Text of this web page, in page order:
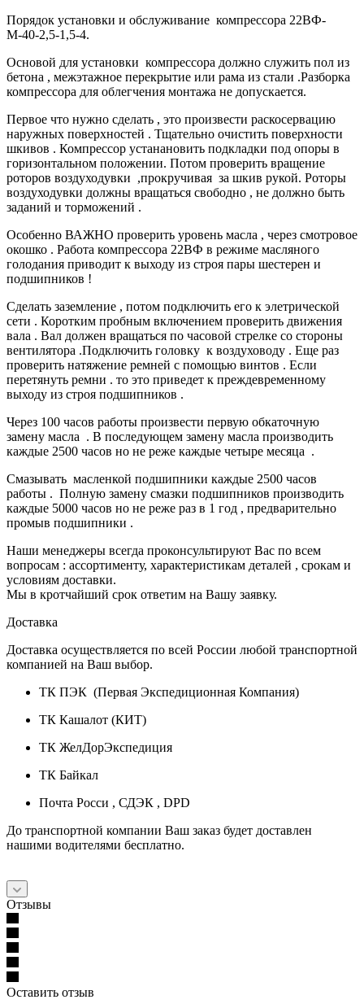
Порядок установки и обслуживание компрессора 22ВФ-
М-40-2,5-1,5-4.
Основой для установки компрессора должно служить пол из
бетона , межэтажное перекрытие или рама из стали .Разборка
компрессора для облегчения монтажа не допускается.
Первое что нужно сделать , это произвести раскосервацию
наружных поверхностей . Тщательно очистить поверхности
шкивов . Компрессор устанановить подкладки под опоры в
горизонтальном положении. Потом проверить вращение
роторов воздуходувки ,прокручивая за шкив рукой. Роторы
воздуходувки должны вращаться свободно , не должно быть
заданий и торможений .
Особенно ВАЖНО проверить уровень масла , через смотровое
окошко . Работа компрессора 22ВФ в режиме масляного
голодания приводит к выходу из строя пары шестерен и
подшипников !
Сделать заземление , потом подключить его к элетрической
сети . Коротким пробным включением проверить движения
вала . Вал должен вращаться по часовой стрелке со стороны
вентилятора .Подключить головку к воздуховоду . Еще раз
проверить натяжение ремней с помощью винтов . Если
перетянуть ремни . то это приведет к преждевременному
выходу из строя подшипников .
Через 100 часов работы произвести первую обкаточную
замену масла . В последующем замену масла производить
каждые 2500 часов но не реже каждые четыре месяца .
Смазывать масленкой подшипники каждые 2500 часов
работы . Полную замену смазки подшипников производить
каждые 5000 часов но не реже раз в 1 год , предварительно
промыв подшипники .
Наши менеджеры всегда проконсультируют Вас по всем
вопросам : ассортименту, характеристикам деталей , срокам и
условиям доставки.
Мы в кротчайший срок ответим на Вашу заявку.
Доставка
Доставка осуществляется по всей России любой транспортной
компанией на Ваш выбор.
ТК ПЭК (Первая Экспедиционная Компания)
ТК Кашалот (КИТ)
ТК ЖелДорЭкспедиция
ТК Байкал
Почта Росси , СДЭК , DPD
До транспортной компании Ваш заказ будет доставлен
нашими водителями бесплатно.
Отзывы
Оставить отзыв